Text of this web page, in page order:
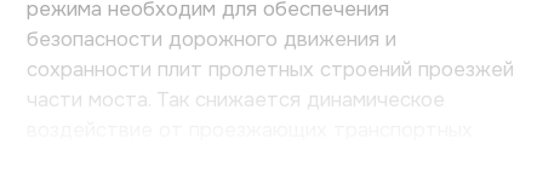
режима необходим для обеспечения
безопасности дорожного движения и
сохранности плит пролетных строений проезжей
части моста. Так снижается динамическое